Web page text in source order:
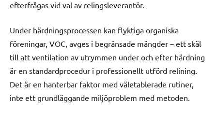
efterfrågas vid val av relingsleverantör.
Under härdningsprocessen kan flyktiga organiska
föreningar, VOC, avges i begränsade mängder – ett skäl
till att ventilation av utrymmen under och efter härdning
är en standardprocedur i professionellt utförd relining.
Det är en hanterbar faktor med väletablerade rutiner,
inte ett grundläggande miljöproblem med metoden.